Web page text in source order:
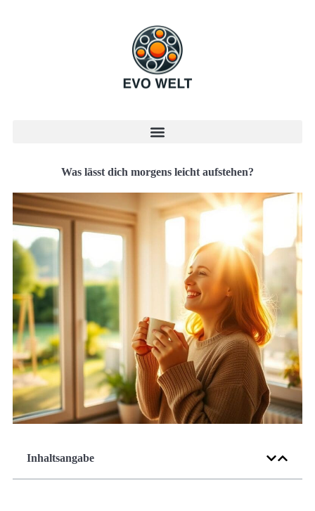
Was lässt dich morgens leicht aufstehen?
Inhaltsangabe